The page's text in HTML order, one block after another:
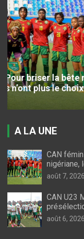
LES LIONS
CAN U23 Maroc
présélectionne
A LA UNE
CAN
nigériane,
août 7, 2026
CAN U23
août 6, 2026